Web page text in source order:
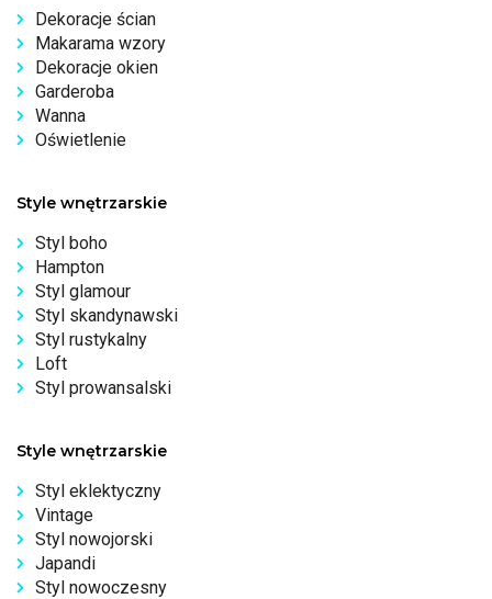
Dekoracje ścian
Makarama wzory
Dekoracje okien
Garderoba
Wanna
Oświetlenie
Style wnętrzarskie
Styl boho
Hampton
Styl glamour
Styl skandynawski
Styl rustykalny
Loft
Styl prowansalski
Style wnętrzarskie
Styl eklektyczny
Vintage
Styl nowojorski
Japandi
Styl nowoczesny